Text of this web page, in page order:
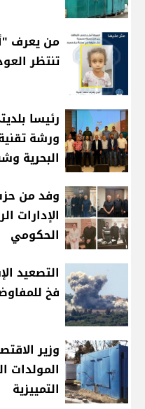
من يعرف
تنتظر
رئيسا
ورشة
البحرية
وفد من
الإدارات
الحكومي
التصعيد
فخ
وزير
المولدات
التمييزية